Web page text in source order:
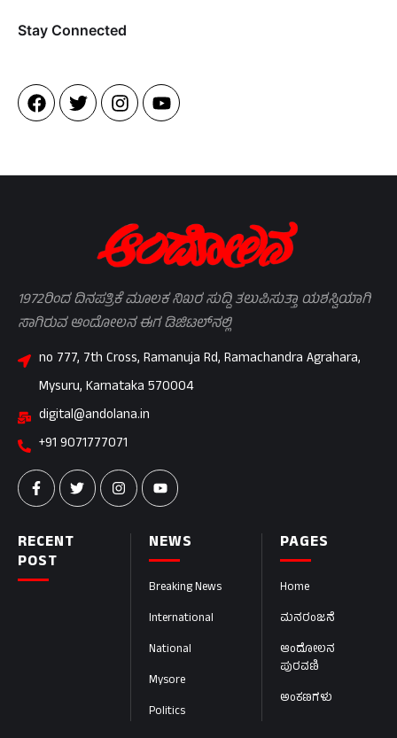
Stay Connected​
PAGES
Home
ಮನರಂಜನೆ
ಆಂದೋಲನ
ಪುರವಣಿ
ಅಂಕಣಗಳು
NEWS
Breaking News
International
National
Mysore
Politics
RECENT
POST
1972ರಿಂದ ದಿನಪತ್ರಿಕೆ ಮೂಲಕ ನಿಖರ ಸುದ್ದಿ ತಲುಪಿಸುತ್ತಾ ಯಶಸ್ವಿಯಾಗಿ
ಸಾಗಿರುವ ಆಂದೋಲನ ಈಗ ಡಿಜಿಟಲ್‌ನಲ್ಲಿ
no 777, 7th Cross, Ramanuja Rd, Ramachandra Agrahara,
Mysuru, Karnataka 570004
digital@andolana.in
+91 9071777071